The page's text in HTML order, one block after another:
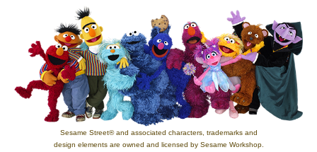
Sesame Street® and associated characters, trademarks and
design elements are owned and licensed by Sesame Workshop.